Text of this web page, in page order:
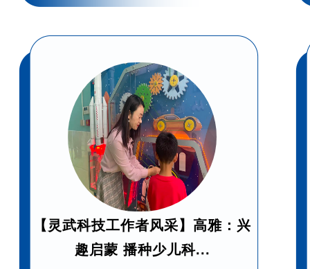
【灵武科技工作者风采】高雅：兴
趣启蒙 播种少儿科...